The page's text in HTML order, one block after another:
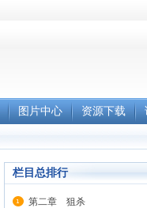
图片中心 资源下载
栏目总排行
第二章 狙杀